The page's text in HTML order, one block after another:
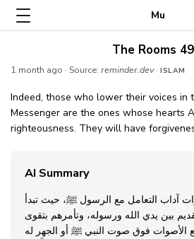
Mu
The Rooms
1 month ago · Source: reminder.dev· ISLAM
Indeed, those who lower their voices in
Messenger are the ones whose hearts
righteousness. They will have
AI Summary
آداب التعامل مع الرسول ﷺ، حيث تبدأ
بين يدي الله ورسوله، وتأمرهم بتقوى
الأصوات فوق صوت النبي ﷺ أو الجهر له